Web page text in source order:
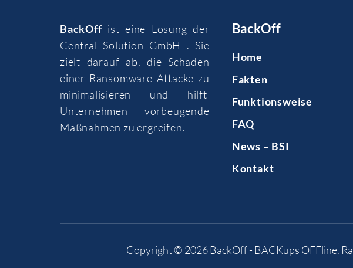
BackOffist eine Lösung der
Central Solution GmbH
. Sie
zielt darauf ab, die Schäden
einer Ransomware-Attacke zu
minimalisieren und hilft
Unternehmen vorbeugende
Maßnahmen zu ergreifen.
BackOff
Home
Fakten
Funktionsweise
FAQ
News – BSI
Kontakt
Copyright © 2026BackOff - BACKups OFFline.